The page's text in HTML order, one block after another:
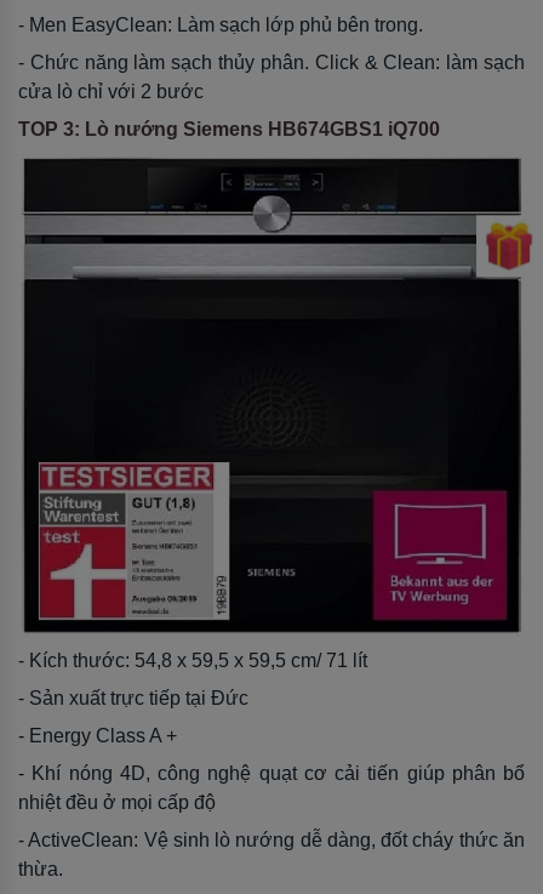
- Men EasyClean: Làm sạch lớp phủ bên trong.
- Chức năng làm sạch thủy phân. Click & Clean: làm sạch
cửa lò chỉ với 2 bước
TOP 3: Lò nướng Siemens HB674GBS1 iQ700
- Kích thước: 54,8 x 59,5 x 59,5 cm/ 71 lít
- Sản xuất trực tiếp tại Đức
- Energy Class A +
- Khí nóng 4D, công nghệ quạt cơ cải tiến giúp phân bổ
nhiệt đều ở mọi cấp độ
- ActiveClean: Vệ sinh lò nướng dễ dàng, đốt cháy thức ăn
thừa.